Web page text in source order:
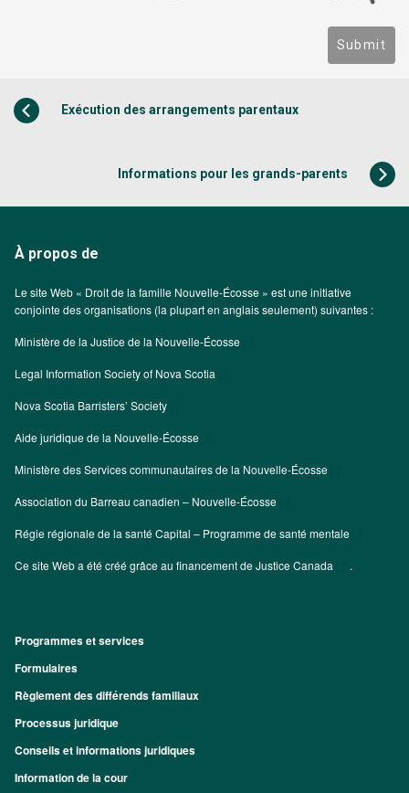
Submit
Exécution des arrangements parentaux
Informations pour les grands-parents
À propos de
Le site Web « Droit de la famille Nouvelle-Écosse » est une initiative
conjointe des organisations (la plupart en anglais seulement) suivantes :
Ministère de la Justice de la Nouvelle-Écosse
Legal Information Society of Nova Scotia
Nova Scotia Barristers’ Society
Aide juridique de la Nouvelle-Écosse
Ministère des Services communautaires de la Nouvelle-Écosse
Association du Barreau canadien – Nouvelle-Écosse
Régie régionale de la santé Capital – Programme de santé mentale
Ce site Web a été créé grâce au financement deJustice Canada .
Footer
Programmes et services
Formulaires
Règlement des différends familiaux
Processus juridique
Conseils et informations juridiques
Information de la cour